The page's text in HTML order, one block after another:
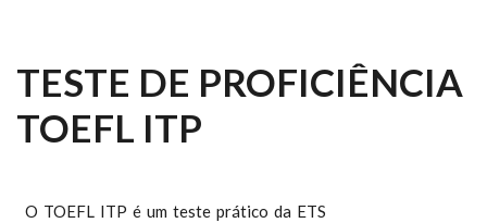
TESTE DE PROFICIÊNCIA
TOEFL ITP
O TOEFL ITP é um teste prático da ETS